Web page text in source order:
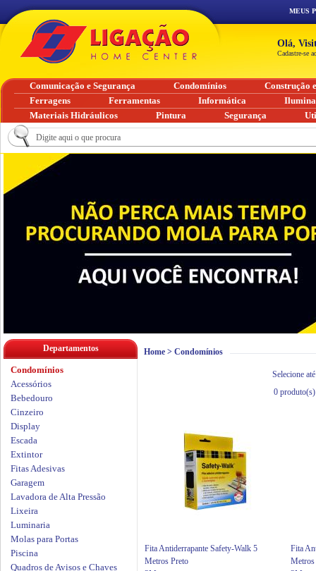
Home > Condomínios
Selecione
0produto(s)
Fita Antiderrapante Safety-Walk 5
Metros Preto
Fita
Metros
Departamentos
Condomínios
Acessórios
Bebedouro
Cinzeiro
Display
Escada
Extintor
Fitas Adesivas
Garagem
Lavadora de Alta Pressão
Lixeira
Luminaria
Molas para Portas
Piscina
Quadros de Avisos e Chaves
MEUS
Olá,
Cadastre-se
Comunicação e Segurança Condomínios
Construção
Ferragens
Ferramentas Informática
Materiais Hidráulicos
Pintura Segurança